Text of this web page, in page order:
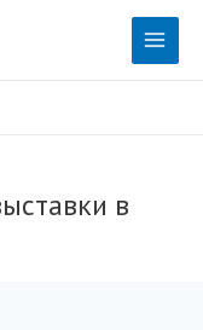
Main
в